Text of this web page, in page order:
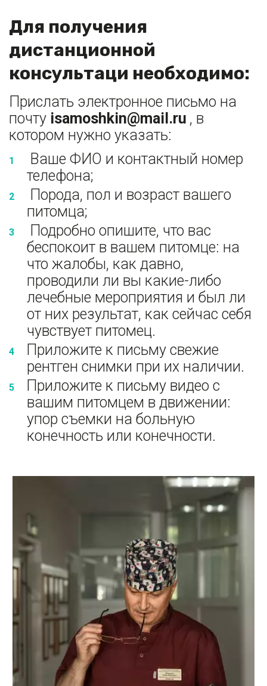
Для получения
дистанционной
консультаци необходимо:
Прислать электронное письмо на
почту isamoshkin@mail.ru , в
котором нужно указать:
Ваше ФИО и контактный номер
телефона;
Порода, пол и возраст вашего
питомца;
Подробно опишите, что вас
беспокоит в вашем питомце: на
что жалобы, как давно,
проводили ли вы какие-либо
лечебные мероприятия и был ли
от них результат, как сейчас себя
чувствует питомец.
Приложите к письму свежие
рентген снимки при их наличии.
Приложите к письму видео с
вашим питомцем в движении:
упор съемки на больную
конечность или конечности.